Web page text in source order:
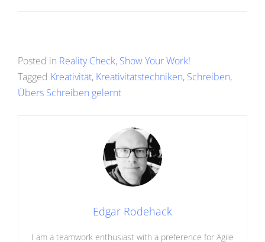
Posted in Reality Check, Show Your Work!
Tagged Kreativität, Kreativitätstechniken, Schreiben,
Übers Schreiben gelernt
Edgar Rodehack
I am a teamwork enthusiast with a preference for Agile